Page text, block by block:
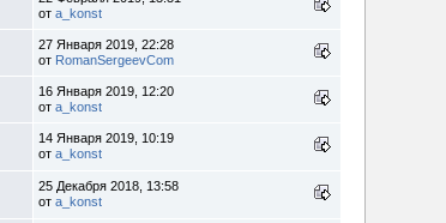
отa_konst
27 Января 2019, 22:28
от RomanSergeevCom
16 Января 2019, 12:20
отa_konst
14 Января 2019, 10:19
отa_konst
25 Декабря 2018, 13:58
отa_konst